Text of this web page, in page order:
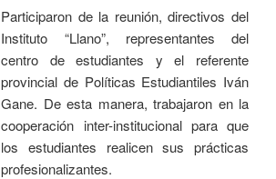
Participaron de la reunión, directivos del
Instituto “Llano”, representantes del
centro de estudiantes y el referente
provincial de Políticas Estudiantiles Iván
Gane. De esta manera, trabajaron en la
cooperación inter-institucional para que
los estudiantes realicen sus prácticas
profesionalizantes.